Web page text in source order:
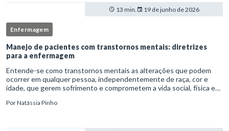
13 min. 19 de junho de 2026
Enfermagem
Manejo de pacientes com transtornos mentais: diretrizes
para a enfermagem
Entende-se como transtornos mentais as alterações que podem
ocorrer em qualquer pessoa, independentemente de raça, cor e
idade, que gerem sofrimento e comprometem a vida social, física e
PorNatássia Pinho